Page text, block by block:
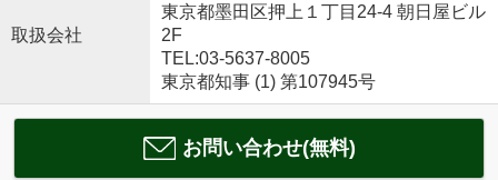
取扱会社
東京都墨田区押上１丁目24-4 朝日屋ビル
2F
TEL:03-5637-8005
東京都知事 (1) 第107945号
お問い合わせ(無料)